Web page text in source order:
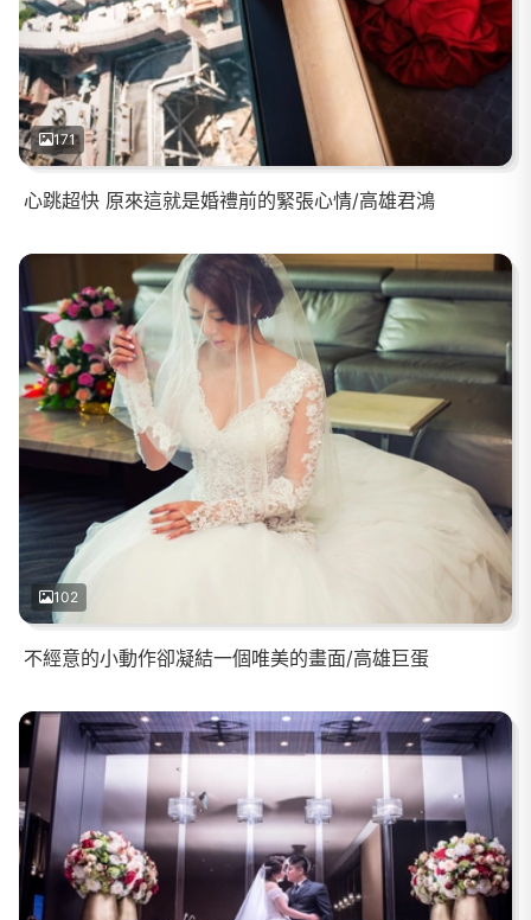
171
心跳超快 原來這就是婚禮前的緊張心情/高雄君鴻
102
不經意的小動作卻凝結一個唯美的畫面/高雄巨蛋